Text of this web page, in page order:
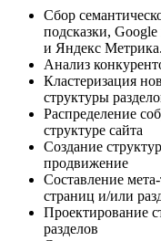
Сбор
подсказки,
и Яндекс Метрика.
Анализ
Кластеризация
структуры
Распределение
структуре сайта
Создание
продвижение
Составление
страниц и/или
Проектирование
разделов